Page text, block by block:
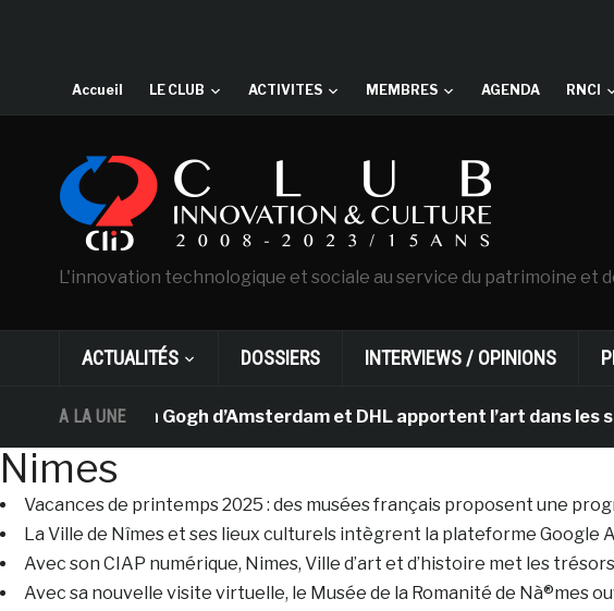
Accueil LE CLUB ACTIVITES MEMBRES AGENDA RNCI
L'innovation technologique et sociale au service du patrimoine et
ACTUALITÉS DOSSIERS INTERVIEWS / OPINIONS
A LA UNE
musée Van Gogh d’Amsterdam et DHL apportent l’art dans les
Nimes
Vacances de printemps 2025 : des musées français proposent une
La Ville de Nîmes et ses lieux culturels intègrent la plateforme Google
Avec son CIAP numérique, Nimes, Ville d’art et d’histoire met les
Avec sa nouvelle visite virtuelle, le Musée de la Romanité de Nà®mes